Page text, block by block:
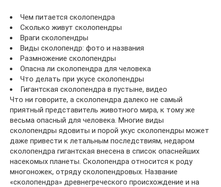
Чем питается сколопендра
Сколько живут сколопендры
Враги сколопендры
Виды сколопендр: фото и названия
Размножение сколопендры
Опасна ли сколопендра для человека
Что делать при укусе сколопендры
Гигантская сколопендра в пустыне, видео
Что ни говорите, а сколопендра далеко не самый
приятный представитель животного мира, к тому же
весьма опасный для человека. Многие виды
сколопендры ядовиты и порой укус сколопендры может
даже привести к летальным последствиям, недаром
сколопендра гигантская внесена в список опаснейших
насекомых планеты. Сколопендра относится к роду
многоножек, отряду сколопендровых. Название
«сколопендра» древнегреческого происхождение и на